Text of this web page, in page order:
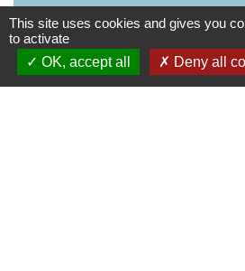
Site Internet
www.champrond-en-
Réseaux sociaux
-
This site uses cookies and gives you
to activate
OK, accept all
Deny all